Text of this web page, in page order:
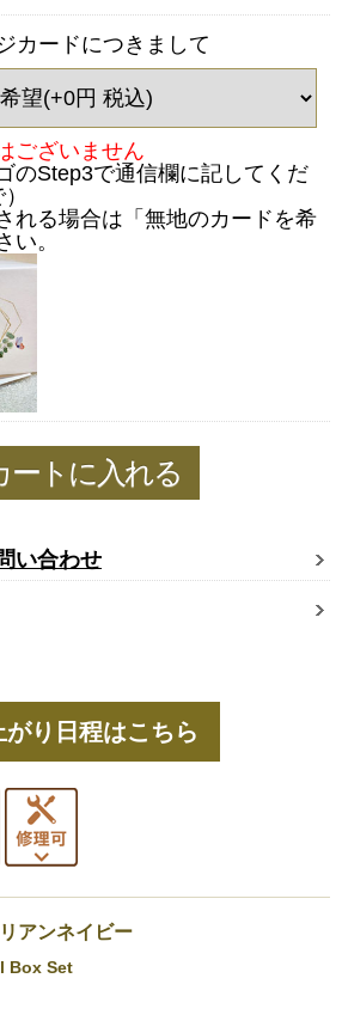
カードにつきまして
ございません
のStep3で通信欄に記してくだ
れる場合は「無地のカードを希
い。
い合わせ
り日程はこちら
アンネイビー
Box Set